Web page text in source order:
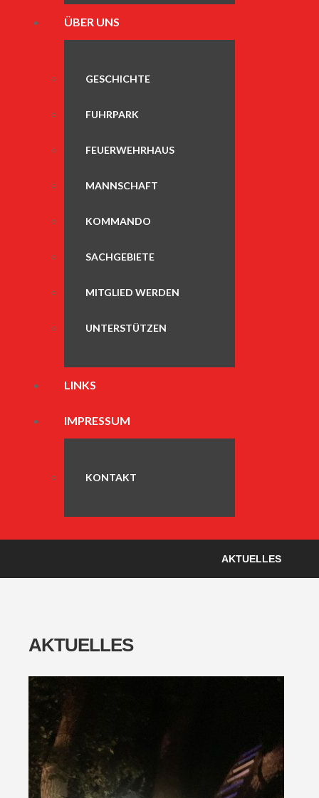
ÜBER UNS
GESCHICHTE
FUHRPARK
FEUERWEHRHAUS
MANNSCHAFT
KOMMANDO
SACHGEBIETE
MITGLIED WERDEN
UNTERSTÜTZEN
LINKS
IMPRESSUM
KONTAKT
AKTUELLES
AKTUELLES